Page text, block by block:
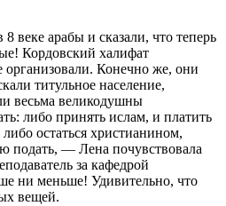
арабы и сказали, что теперь
Кордовский халифат
Конечно же, они
титульное население,
весьма великодушны
либо принять ислам, и платить
остаться христианином,
подать, — Лена почувствовала
за кафедрой
ни меньше! Удивительно, что
вещей.